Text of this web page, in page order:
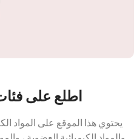
اطلع على فئات
يحتوي هذا الموقع على المواد